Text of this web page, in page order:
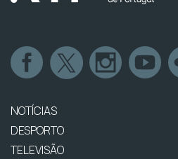
NOTÍCIAS
DESPORTO
TELEVISÃO